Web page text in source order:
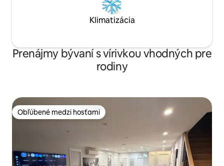
Klimatizácia
Prenájmy bývaní s vírivkou vhodných pre
rodiny
Obľúbené medzi hosťami
Obľúbené medzi hosťami